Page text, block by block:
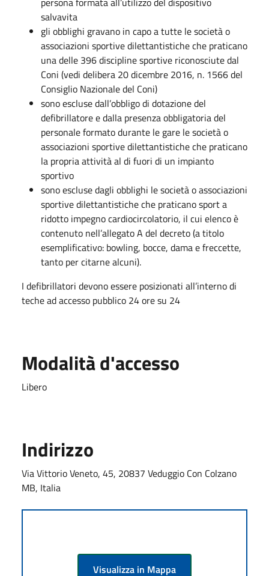
salvavita
gli obblighi gravano in capo a tutte le società o
associazioni sportive dilettantistiche che praticano
una delle 396 discipline sportive riconosciute dal
Coni (vedi delibera 20 dicembre 2016, n. 1566 del
Consiglio Nazionale del Coni)
sono escluse dall’obbligo di dotazione del
defibrillatore e dalla presenza obbligatoria del
personale formato durante le gare le società o
associazioni sportive dilettantistiche che praticano
la propria attività al di fuori di un impianto
sportivo
sono escluse dagli obblighi le società o associazioni
sportive dilettantistiche che praticano sport a
ridotto impegno cardiocircolatorio, il cui elenco è
contenuto nell’allegato A del decreto (a titolo
esemplificativo: bowling, bocce, dama e freccette,
tanto per citarne alcuni).
I defibrillatori devono essere posizionati all’interno di
teche ad accesso pubblico 24 ore su 24
Modalità d'accesso
Libero
Indirizzo
Via Vittorio Veneto, 45, 20837 Veduggio Con Colzano
MB, Italia
Visualizza in Mappa